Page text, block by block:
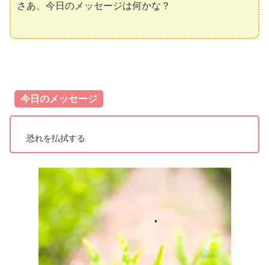
さあ、今日のメッセージは何かな？
今日のメッセージ
恐れを払拭する